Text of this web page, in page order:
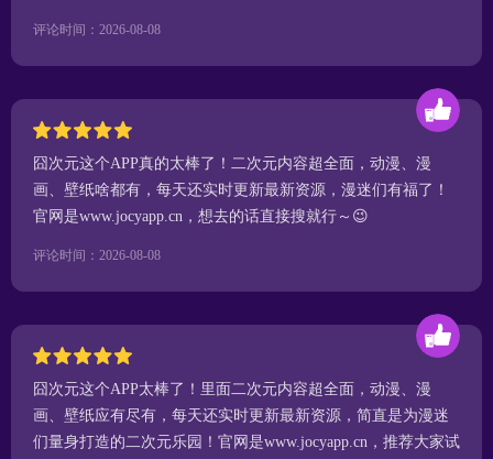
评论时间：2026-08-08
囧次元这个APP真的太棒了！二次元内容超全面，动漫、漫
画、壁纸啥都有，每天还实时更新最新资源，漫迷们有福了！
官网是www.jocyapp.cn，想去的话直接搜就行～😉
评论时间：2026-08-08
囧次元这个APP太棒了！里面二次元内容超全面，动漫、漫
画、壁纸应有尽有，每天还实时更新最新资源，简直是为漫迷
们量身打造的二次元乐园！官网是www.jocyapp.cn，推荐大家试